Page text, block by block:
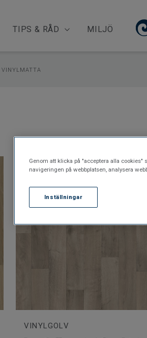
TIPS & RÅD MILJÖ
VINYLMATTA
VINYLGOLV
Genom att klicka på "acceptera alla
navigeringen på webbplatsen, analysera
Inställningar